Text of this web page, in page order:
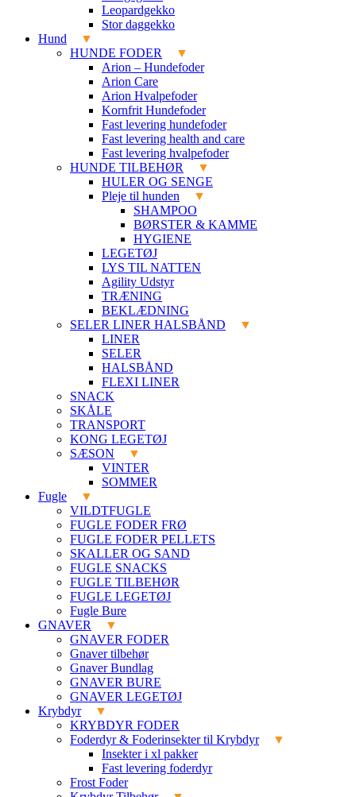
Leopardgekko
Stor daggekko
Hund
HUNDE FODER
Arion – Hundefoder
Arion Care
Arion Hvalpefoder
Kornfrit Hundefoder
Fast levering hundefoder
Fast levering health and care
Fast levering hvalpefoder
HUNDE TILBEHØR
HULER OG SENGE
Pleje til hunden
SHAMPOO
BØRSTER & KAMME
HYGIENE
LEGETØJ
LYS TIL NATTEN
Agility Udstyr
TRÆNING
BEKLÆDNING
SELER LINER HALSBÅND
LINER
SELER
HALSBÅND
FLEXI LINER
SNACK
SKÅLE
TRANSPORT
KONG LEGETØJ
SÆSON
VINTER
SOMMER
Fugle
VILDTFUGLE
FUGLE FODER FRØ
FUGLE FODER PELLETS
SKALLER OG SAND
FUGLE SNACKS
FUGLE TILBEHØR
FUGLE LEGETØJ
Fugle Bure
GNAVER
GNAVER FODER
Gnaver tilbehør
Gnaver Bundlag
GNAVER BURE
GNAVER LEGETØJ
Krybdyr
KRYBDYR FODER
Foderdyr & Foderinsekter til Krybdyr
Insekter i xl pakker
Fast levering foderdyr
Frost Foder